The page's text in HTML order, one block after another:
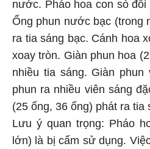
nước. Pháo hoa con sò đổi
Ống phun nước bạc (trong
ra tia sáng bạc. Cánh hoa
xoay tròn. Giàn phun hoa
nhiều tia sáng. Giàn
phun ra nhiều viên sáng
(25 ống, 36 ống) phát ra tia
Lưu ý quan trọng: Pháo
lớn) là bị cấm sử dụng.